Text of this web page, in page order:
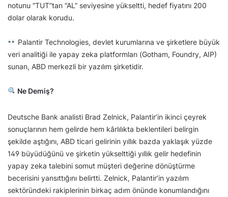
notunu “TUT”tan “AL” seviyesine yükseltti, hedef fiyatını 200
dolar olarak korudu.
Palantir Technologies, devlet kurumlarına ve şirketlere büyük
veri analitiği ile yapay zeka platformları (Gotham, Foundry, AIP)
sunan, ABD merkezli bir yazılım şirketidir.
Ne Demiş?
Deutsche Bank analisti Brad Zelnick, Palantir’in ikinci çeyrek
sonuçlarının hem gelirde hem kârlılıkta beklentileri belirgin
şekilde aştığını, ABD ticari gelirinin yıllık bazda yaklaşık yüzde
149 büyüdüğünü ve şirketin yükselttiği yıllık gelir hedefinin
yapay zeka talebini somut müşteri değerine dönüştürme
becerisini yansıttığını belirtti. Zelnick, Palantir’in yazılım
sektöründeki rakiplerinin birkaç adım önünde konumlandığını